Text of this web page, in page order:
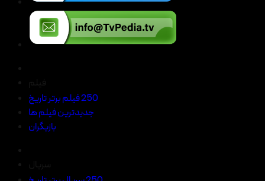
250 فیلم برتر تاریخ
جدیدترین فیلم ها
بازیگران